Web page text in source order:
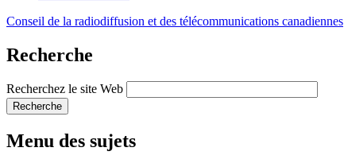
Conseil de la radiodiffusion et des télécommunications canadiennes
Recherche
Recherchez le site Web
Recherche
Menu des sujets